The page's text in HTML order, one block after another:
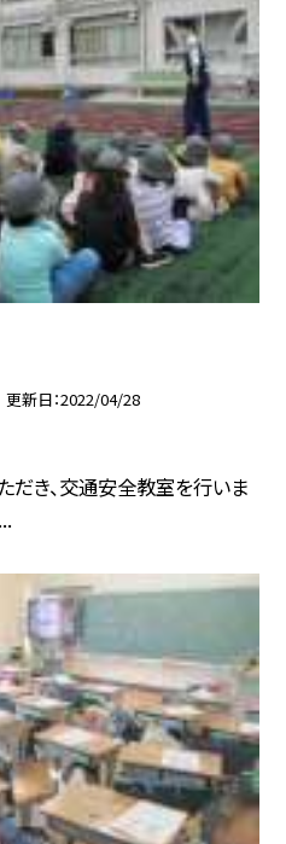
更新日 2022/04/28
だき、交通安全教室を行いま